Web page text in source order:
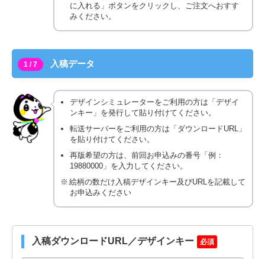
に入れる」ボタンをクリックし、ご注文へおすす
みください。
1 / 7 入稿データ
デザインシミュレーターをご利用の方は「デザイ
ンキー」を発行して貼り付けてください。
転送サーバーをご利用の方は「ダウンロードURL」
を貼り付けてください。
再版希望の方は、前回お申込みの番号「例：
19880000」を入力してください。
絵柄の数だけ入稿デザインキー及びURLを記載して
お申込みください
入稿ダウンロードURL／デザインキー 必須